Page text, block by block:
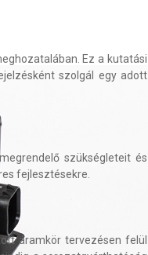
Ez a kutatási
szolgál egy adott
szükségleteit és
fejlesztésekre.
áramkör tervezésen felül